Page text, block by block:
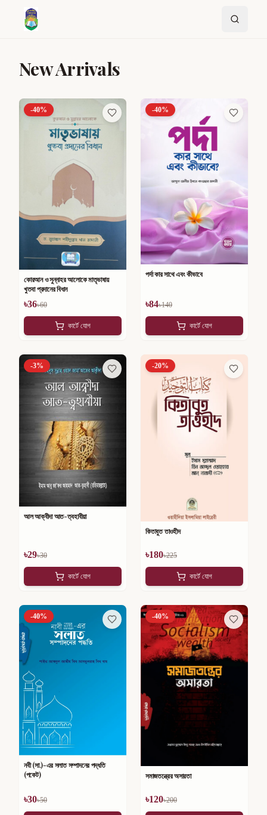
New Arrivals
-40%
কোরআন ও সুন্নাহর আলোকে মাতৃভাষায়
খুতবা প্রদানের বিধান
৳36৳60
কার্টে যোগ
-40%
পর্দা কার সাথে এবং কীভাবে
৳84৳140
কার্টে যোগ
-3%
আল আক্বীদা আত-ত্বহাবীয়া
৳29৳30
কার্টে যোগ
-20%
কিতাবুত তাওহীদ
৳180৳225
কার্টে যোগ
-40%
নবী (সা.)-এর সলাত সম্পাদনের পদ্ধতি
(পকেট)
৳30৳50
-40%
সমাজতন্ত্রের অসারতা
৳120৳200